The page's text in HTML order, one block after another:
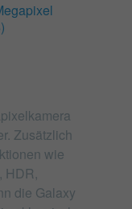
Zusätzlich
wie
HDR,
die Galaxy